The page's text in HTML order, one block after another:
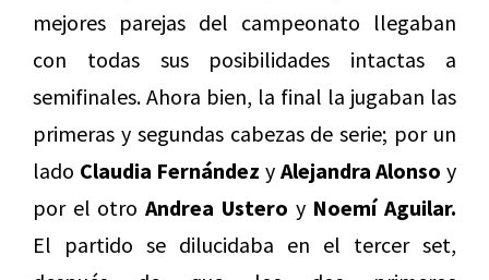
mejores parejas del campeonato llegaban
con todas sus posibilidades intactas a
semifinales. Ahora bien, la final la jugaban las
primeras y segundas cabezas de serie; por un
lado Claudia Fernández y Alejandra Alonso y
por el otroAndrea Ustero y Noemí Aguilar.
El partido se dilucidaba en el tercer set,